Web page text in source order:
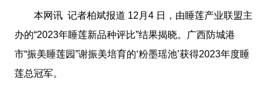
本网讯 记者柏斌报道 12月4 日，由睡莲产业联盟主
办的“2023年睡莲新品种评比”结果揭晓。广西防城港
市“振美睡莲园”谢振美培育的‘粉墨瑶池’获得2023年度睡
莲总冠军。